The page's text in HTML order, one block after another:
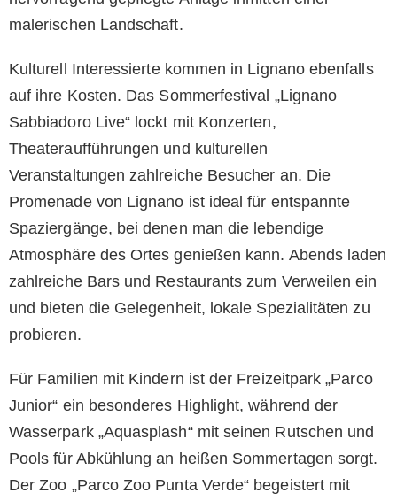
malerischen Landschaft.
Kulturell Interessierte kommen in Lignano ebenfalls
auf ihre Kosten. Das Sommerfestival „Lignano
Sabbiadoro Live“ lockt mit Konzerten,
Theateraufführungen und kulturellen
Veranstaltungen zahlreiche Besucher an. Die
Promenade von Lignano ist ideal für entspannte
Spaziergänge, bei denen man die lebendige
Atmosphäre des Ortes genießen kann. Abends laden
zahlreiche Bars und Restaurants zum Verweilen ein
und bieten die Gelegenheit, lokale Spezialitäten zu
probieren.
Für Familien mit Kindern ist der Freizeitpark „Parco
Junior“ ein besonderes Highlight, während der
Wasserpark „Aquasplash“ mit seinen Rutschen und
Pools für Abkühlung an heißen Sommertagen sorgt.
Der Zoo „Parco Zoo Punta Verde“ begeistert mit